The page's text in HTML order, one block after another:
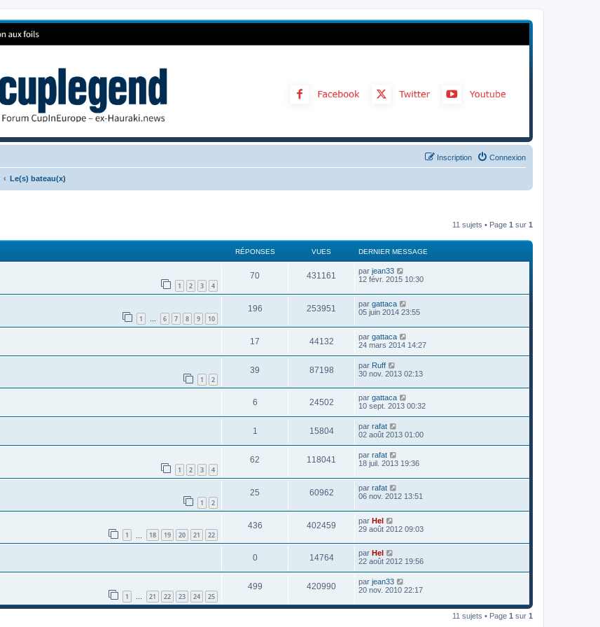
Connexion
Inscription
Le(s) bateau(x)
11 sujets • Page 1 sur 1
RÉPONSES VUES DERNIER MESSAGE
1 2 3 4
70 431161 par jean33
12 févr. 2015 10:30
1 … 6 7 8 9 10
196 253951 par gattaca
05 juin 2014 23:55
17 44132 par gattaca
24 mars 2014 14:27
1 2
39 87198 par Ruff
30 nov. 2013 02:13
6 24502 par gattaca
10 sept. 2013 00:32
1 15804 par rafat
02 août 2013 01:00
1 2 3 4
62 118041 par rafat
18 juil. 2013 19:36
1 2
25 60962 par rafat
06 nov. 2012 13:51
1 18 19 20 21 22
436 402459 par Hel
29 août 2012 09:03
0 14764 par Hel
22 août 2012 19:56
1 … 21 22 23 24 25
499 420990 par jean33
20 nov. 2010 22:17
11 sujets • Page 1 sur 1